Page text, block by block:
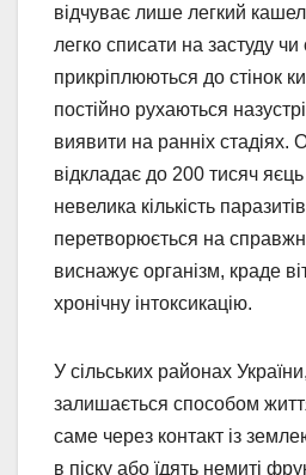
відчуває лише легкий
легко списати на застуду
прикріплюються до стінок
постійно рухаються
виявити на ранніх стадіях.
відкладає до 200 тисяч
невелика кількість
перетворюється на
виснажує організм, краде
хронічну інтоксикацію.
У сільських районах
залишається способом
саме через контакт із
в піску або їдять немиті